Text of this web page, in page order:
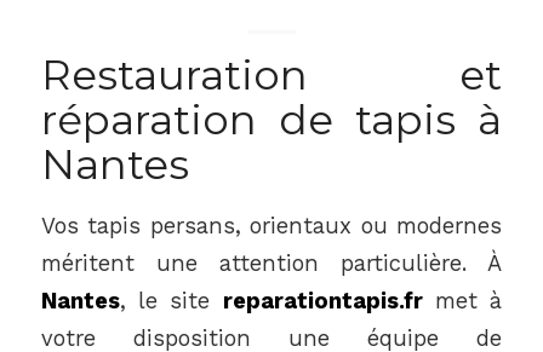
Restauration et
réparation de tapis à
Nantes
Vos tapis persans, orientaux ou modernes
méritent une attention particulière. À
Nantes, le site reparationtapis.frmet à
votre disposition une équipe de